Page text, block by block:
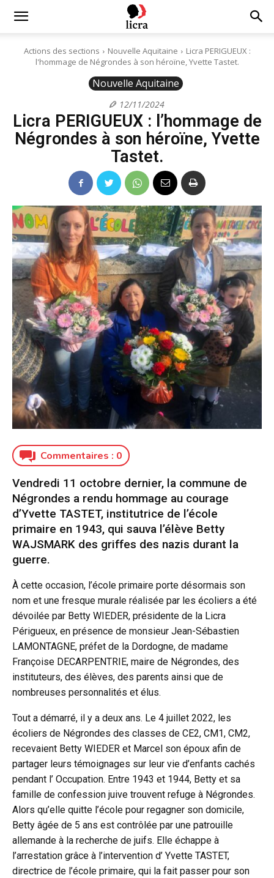
Licra
Antiraciste
1927
Actions des sections Nouvelle Aquitaine
Licra PERIGUEUX :
l'hommage de Négrondes à son héroïne, Yvette Tastet.
Nouvelle Aquitaine
12/11/2024
Licra PERIGUEUX : l’hommage de
Négrondes à son héroïne, Yvette
Tastet.
Commentaires : 0
Vendredi 11 octobre dernier, la commune de
Négrondes a rendu hommage au courage
d’Yvette TASTET, institutrice de l’école
primaire en 1943, qui sauva l’élève Betty
WAJSMARK des griffes des nazis durant la
guerre.
À cette occasion, l’école primaire porte désormais son
nom et une fresque murale réalisée par les écoliers a été
dévoilée par Betty WIEDER, présidente de la Licra
Périgueux, en présence de monsieur Jean-Sébastien
LAMONTAGNE, préfet de la Dordogne, de madame
Françoise DECARPENTRIE, maire de Négrondes, des
instituteurs, des élèves, des parents ainsi que de
nombreuses personnalités et élus.
Tout a démarré, il y a deux ans. Le 4 juillet 2022, les
écoliers de Négrondes des classes de CE2, CM1, CM2,
recevaient Betty WIEDER et Marcel son époux afin de
partager leurs témoignages sur leur vie d’enfants cachés
pendant l’ Occupation. Entre 1943 et 1944, Betty et sa
famille de confession juive trouvent refuge à Négrondes.
Alors qu’elle quitte l’école pour regagner son domicile,
Betty âgée de 5 ans est contrôlée par une patrouille
allemande à la recherche de juifs. Elle échappe à
l’arrestation grâce à l’intervention d’ Yvette TASTET,
directrice de l’école primaire, qui la fait passer pour son